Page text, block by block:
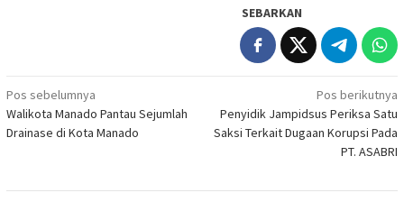
SEBARKAN
Navigasi
pos
Pos sebelumnya
Walikota Manado Pantau Sejumlah
Drainase di Kota Manado
Pos berikutnya
Penyidik Jampidsus Periksa Satu
Saksi Terkait Dugaan Korupsi Pada
PT. ASABRI